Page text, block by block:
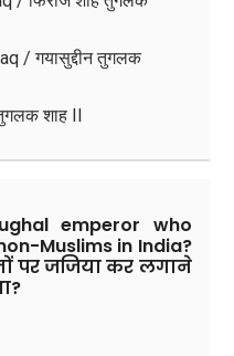
/ गयासुद्दीन तुगलक
शाह II
emperor who
Muslims in India?
पर जजिया कर लगाने